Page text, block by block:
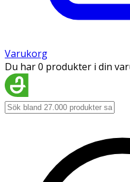
Varukorg
Du har 0 produkter i din